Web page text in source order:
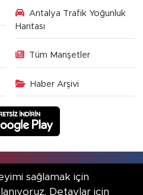
Antalya Trafik Yoğunluk
Haritası
Tüm Manşetler
Haber Arşivi
sağlamak için
Detaylar için